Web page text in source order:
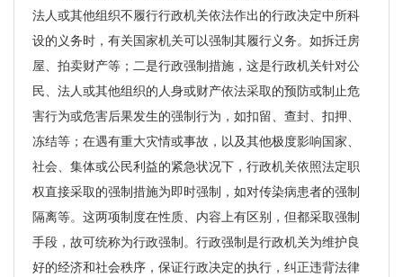
法人或其他组织不履行行政机关依法作出的行政决定中所科
设的义务时，有关国家机关可以强制其履行义务。如拆迁房
屋、拍卖财产等；二是行政强制措施，这是行政机关针对公
民、法人或其他组织的人身或财产依法采取的预防或制止危
害行为或危害后果发生的强制行为，如扣留、查封、扣押、
冻结等；在遇有重大灾情或事故，以及其他极度影响国家、
社会、集体或公民利益的紧急状况下，行政机关依照法定职
权直接采取的强制措施为即时强制，如对传染病患者的强制
隔离等。这两项制度在性质、内容上有区别，但都采取强制
手段，故可统称为行政强制。行政强制是行政机关为维护良
好的经济和社会秩序，保证行政决定的执行，纠正违背法律